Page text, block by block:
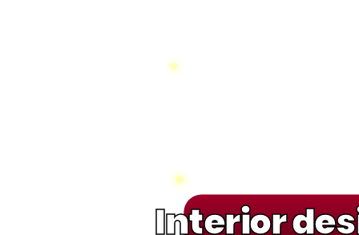
Interior